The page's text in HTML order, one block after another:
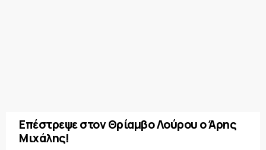
Επέστρεψε στον Θρίαμβο Λούρου ο Άρης
Μιχάλης!